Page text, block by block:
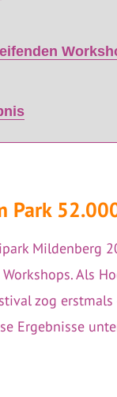
Park
Mildenberg
Als
zog erstmals
Ergebnisse